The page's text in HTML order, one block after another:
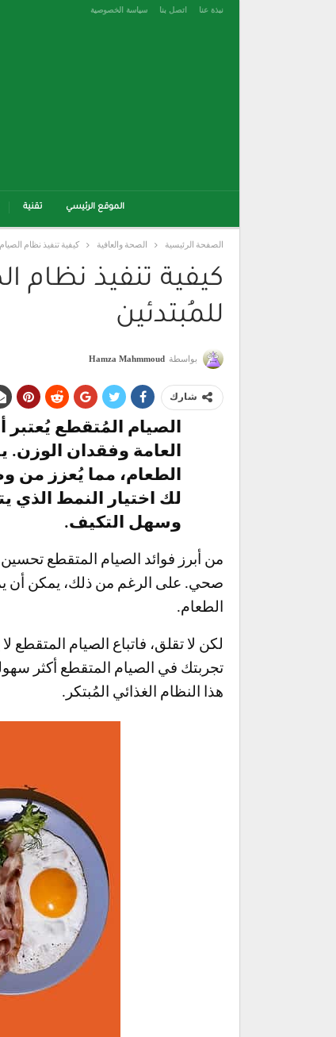
نبذة عنا اتصل بنا سياسة الخصوصية
الموقع الرئيسي تقنية
الصفحة الرئيسية الصحة والعافية كيفية تنفيذ نظام
كيفية تنفيذ نظام
للمُبتدئين
بواسطة Hamza Mahmmoud
شارك
الصيام المُتقطع يُعتبر
العامة وفقدان الوزن.
الطعام، مما يُعزز من
لك اختيار النمط الذي
وسهل التكيف.
من أبرز فوائد الصيام المتقطع
صحي. على الرغم من ذلك، يمكن أن
الطعام.
لكن لا تقلق، فاتباع الصيام
تجربتك في الصيام المتقطع أكثر
هذا النظام الغذائي المُبتكر.